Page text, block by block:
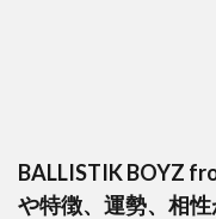
BALLISTIK BOYZ
や特徴、運勢、相